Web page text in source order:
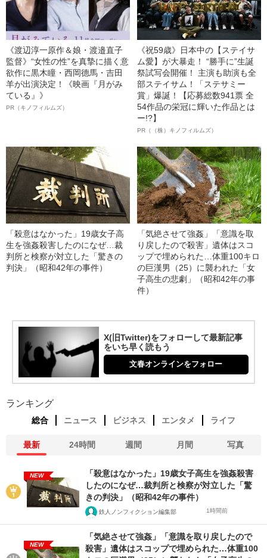
《渡辺淳一原作＆娘・渡邉直子
監督》“女性の性”を真摯に描く意
欲作に黒木瞳・西岡德馬・吉田
羊が出演決定！《映画『月がみ
ている』》
PR（キノフィルムズ）
《祝59歳》日本中の【ステイサ
ム愛】が大暴走！ “勝手に”生誕
祭試写会開催！ 主演も助演も全
部ステイサム！「ステサミー
賞」爆誕！【応募総数941票 全
54作品の栄冠に輝いた作品とは
ー!?】
PR（（株）キノフィルムズ）
「殺意はなかった」19歳女子高
生を強姦殺害したのになぜ…裁
判所と検察が対立した「驚きの
判決」（昭和42年の事件）
「気絶させて強姦」「意識を取
り戻したので殺害」遺体はスコ
ップで埋められた…体重100キロ
の巨漢男（25）に襲われた「女
子高生の悲劇」（昭和42年の事
件）
X(旧Twitter)をフォローして最新記事
をいち早く読もう
文春オンラインをフォロー
ランキング
総合 ニュース ビジネス エンタメ ライフ
最新 24時間 週間 月間 写真
NEW
「殺意はなかった」19歳女子高生を強姦殺害
したのになぜ…裁判所と検察が対立した「驚
きの判決」（昭和42年の事件）
鉄人ノンフィクション編集部 1時間前
NEW
「気絶させて強姦」「意識を取り戻したので
殺害」遺体はスコップで埋められた…体重100